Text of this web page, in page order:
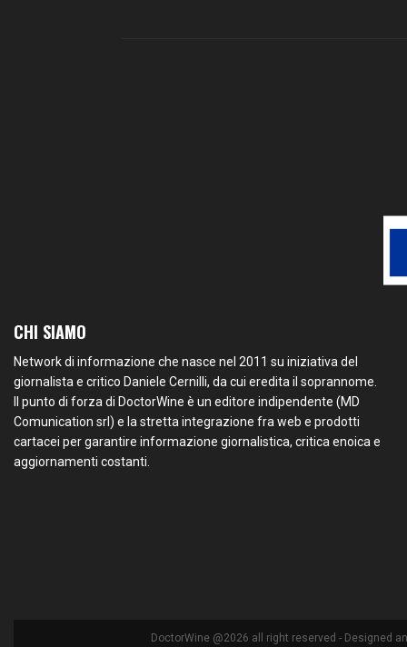
CHI SIAMO
Network di informazione che nasce nel 2011 su iniziativa del
giornalista e critico Daniele Cernilli, da cui eredita il soprannome.
Il punto di forza di DoctorWine è un editore indipendente (MD
Comunication srl) e la stretta integrazione fra web e prodotti
cartacei per garantire informazione giornalistica, critica enoica e
aggiornamenti costanti.
DoctorWine @2026 all right reserved - Designed